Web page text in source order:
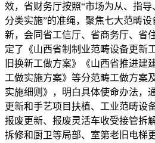
效，省财务厅按照“市场为从、指导
分类实施”的准绳，聚焦七大范畴
新，会同省工信厅、省商务厅、省
定了《山西省制制业范畴设备更新
旧换新工做方案》《山西省推进建
工做实施方案》等分范畴工做方案
实施细则》，明白具体使命办法，
更新和手艺项目扶植、工业范畴设
报废更新、报废灵活车收受接管拆
拆修和厨卫等局部、室第老旧电梯